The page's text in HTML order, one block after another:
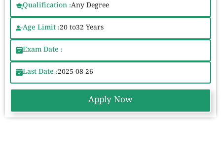
Qualification :Any Degree
Age Limit :20 to32 Years
Exam Date :
Last Date :2025-08-26
Apply Now